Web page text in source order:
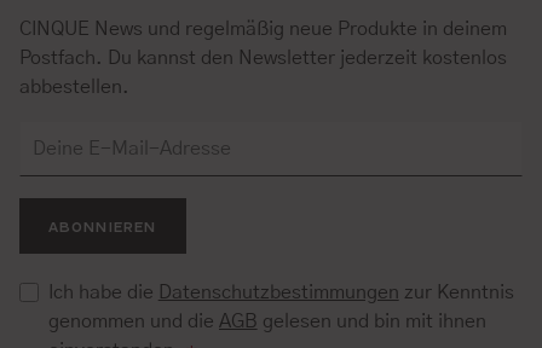
CINQUE News und regelmäßig neue Produkte in deinem
Postfach. Du kannst den Newsletter jederzeit kostenlos
abbestellen.
ABONNIEREN
Ich habe die Datenschutzbestimmungen zur Kenntnis
genommen und die AGB gelesen und bin mit ihnen